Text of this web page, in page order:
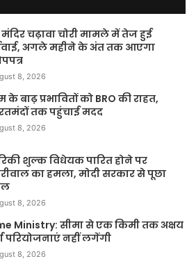
मंदिर चढ़ावा चोरी मामले में तेज हुई
अगले महीने के अंत तक आएगा
8, 2026
बाढ़ प्रभावितों को BRO की राहत,
तक पहुंचाई मदद
8, 2026
शुल्क विधेयक पारित होने पर
का हमला, मोदी सरकार से पूछा
8, 2026
Ministry: सीमा से एक किमी तक अक्षय
परियोजनाएं नहीं लगेंगी
8, 2026